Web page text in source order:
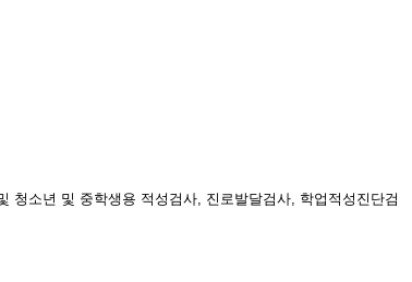
청소년 및 중학생용 적성검사, 진로발달검사, 학업적성진단검